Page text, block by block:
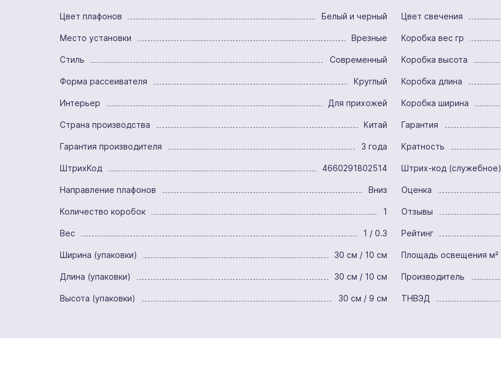
Цвет плафонов Белый и черный
Место установки Врезные
Стиль Современный
Форма рассеивателя Круглый
Интерьер Для прихожей
Страна производства Китай
Гарантия производителя 3 года
ШтрихКод 4660291802514
Направление плафонов Вниз
Количество коробок 1
Вес 1 / 0.3
Ширина (упаковки) 30 см / 10 см
Длина (упаковки) 30 см / 10 см
Высота (упаковки) 30 см / 9 см
Цвет свечения
Коробка вес гр
Коробка высота
Коробка длина
Коробка ширина
Гарантия
Кратность
Штрих-код (служебное)
Оценка
Отзывы
Рейтинг
Площадь освещения м²
Производитель
ТНВЭД